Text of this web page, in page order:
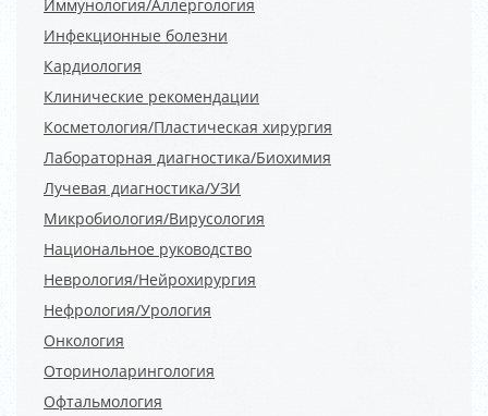
Иммунология/Аллергология
Инфекционные болезни
Кардиология
Клинические рекомендации
Косметология/Пластическая хирургия
Лабораторная диагностика/Биохимия
Лучевая диагностика/УЗИ
Микробиология/Вирусология
Национальное руководство
Неврология/Нейрохирургия
Нефрология/Урология
Онкология
Оториноларингология
Офтальмология